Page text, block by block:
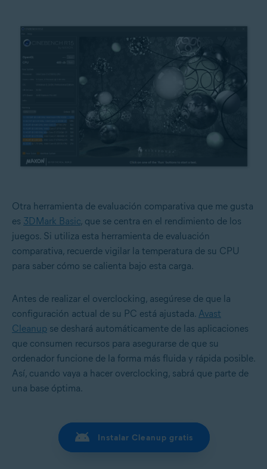
Otra herramienta de evaluación comparativa que me gusta
es 3DMark Basic, que se centra en el rendimiento de los
juegos. Si utiliza esta herramienta de evaluación
comparativa, recuerde vigilar la temperatura de su CPU
para saber cómo se calienta bajo esta carga.
Antes de realizar el overclocking, asegúrese de que la
configuración actual de su PC está ajustada. Avast
Cleanup se deshará automáticamente de las aplicaciones
que consumen recursos para asegurarse de que su
ordenador funcione de la forma más fluida y rápida posible.
Así, cuando vaya a hacer overclocking, sabrá que parte de
una base óptima.
Instalar Cleanup gratis